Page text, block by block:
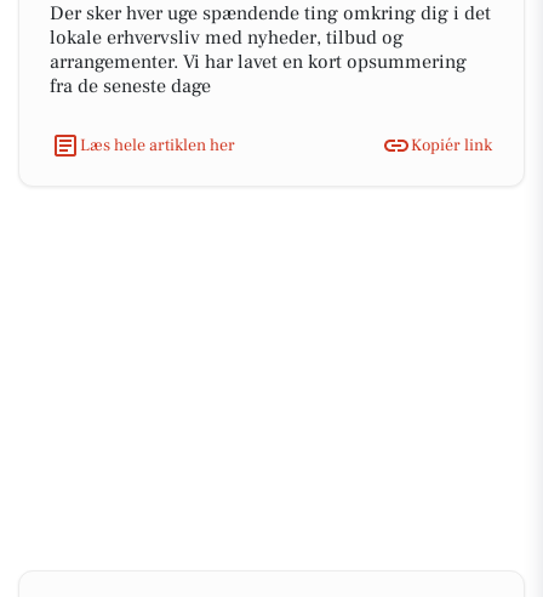
Der sker hver uge spændende ting omkring dig i det
lokale erhvervsliv med nyheder, tilbud og
arrangementer. Vi har lavet en kort opsummering
fra de seneste dage
Læs hele artiklen her Kopiér link